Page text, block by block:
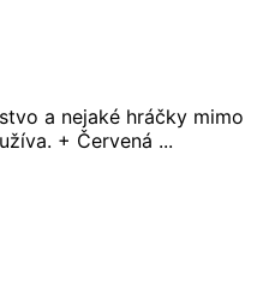
a nejaké hráčky mimo
+ Červená ...